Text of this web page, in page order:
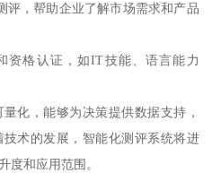
，帮助企业了解市场需求和产品
格认证，如IT技能、语言能力
化，能够为决策提供数据支持，
术的发展，智能化测评系统将进
度和应用范围。